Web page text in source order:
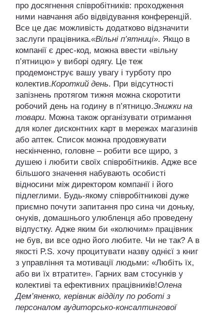
про досягнення співробітників: проходження
ними навчання або відвідування конференцій.
Все це дає можливість додатково відзначити
заслуги працівника.«Вільні п’ятниці». Якщо в
компанії є дрес-код, можна ввести «вільну
п’ятницю» у виборі одягу. Це теж
продемонструє вашу увагу і турботу про
колектив.Короткий день. При відсутності
запізнень протягом тижня можна скоротити
робочий день на годину в п’ятницю.Знижки на
товари. Можна також організувати отримання
для колег дисконтних карт в мережах магазинів
або аптек. Список можна продовжувати
нескінченно, головне – робити все щиро, з
душею і любити своїх співробітників. Адже все
більшого значення набувають особисті
відносини між директором компанії і його
підлеглими. Будь-якому співробітникові дуже
приємно почути запитання про сина чи доньку,
онуків, домашнього улюбленця або проведену
відпустку. Адже яким би «колючим» працівник
не був, ви все одно його любите. Чи не так? А в
якості P.S. хочу процитувати назву однієї з книг
з управління та мотивації людьми: «Любіть їх,
або ви їх втратите». Гарних вам стосунків у
колективі та ефективних працівників!Олена
Дем’яненко, керівник відділу по роботі з
персоналом аудиторсько-консалтингової